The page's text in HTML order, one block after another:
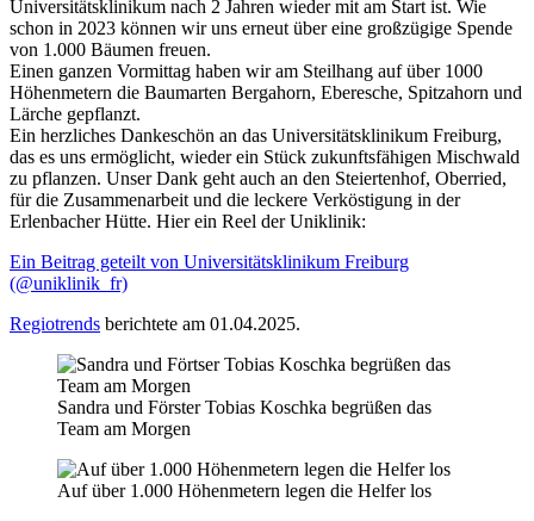
Universitätsklinikum nach 2 Jahren wieder mit am Start ist. Wie
schon in 2023 können wir uns erneut über eine großzügige Spende
von 1.000 Bäumen freuen.
Einen ganzen Vormittag haben wir am Steilhang auf über 1000
Höhenmetern die Baumarten Bergahorn, Eberesche, Spitzahorn und
Lärche gepflanzt.
Ein herzliches Dankeschön an das Universitätsklinikum Freiburg,
das es uns ermöglicht, wieder ein Stück zukunftsfähigen Mischwald
zu pflanzen. Unser Dank geht auch an den Steiertenhof, Oberried,
für die Zusammenarbeit und die leckere Verköstigung in der
Erlenbacher Hütte. Hier ein Reel der Uniklinik:
Ein Beitrag geteilt von Universitätsklinikum Freiburg
(@uniklinik_fr)
Regiotrends berichtete am 01.04.2025.
Sandra und Förster Tobias Koschka begrüßen das
Team am Morgen
Auf über 1.000 Höhenmetern legen die Helfer los